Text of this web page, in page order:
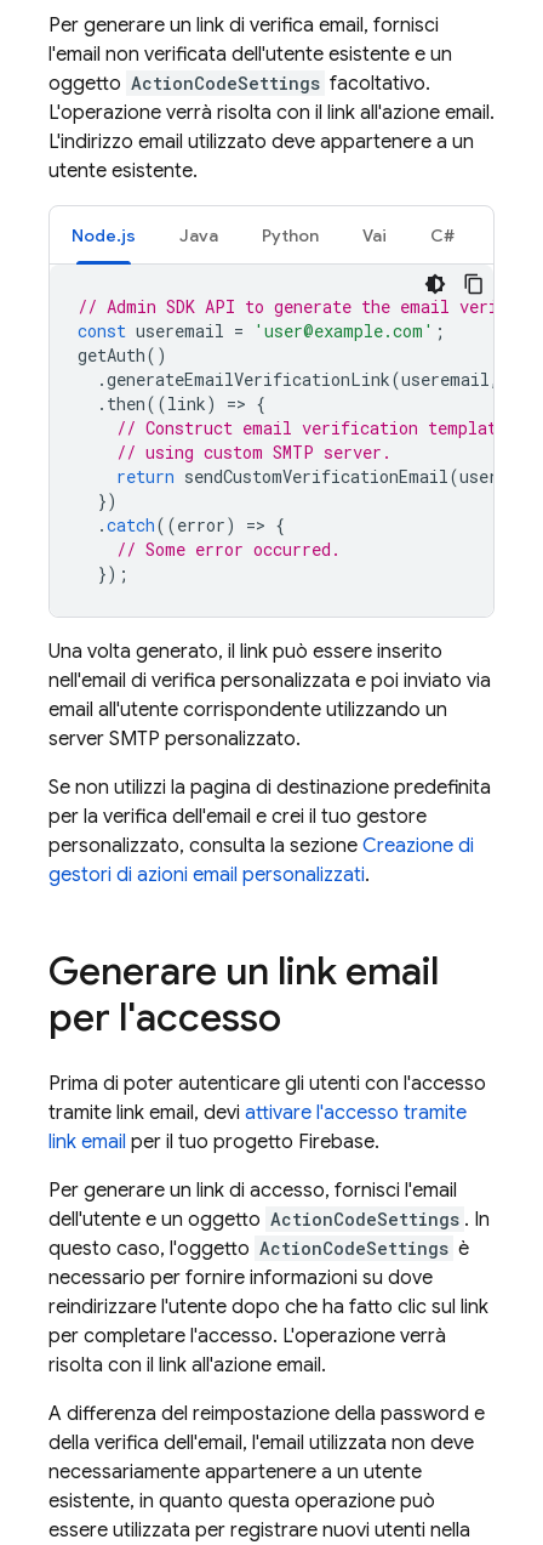
Per generare un link di verifica email, fornisci
l'email non verificata dell'utente esistente e un
oggetto ActionCodeSettings facoltativo.
L'operazione verrà risolta con il link all'azione email.
L'indirizzo email utilizzato deve appartenere a un
utente esistente.
Node.js Java Python Vai C#
// Admin SDK API to generate the email
const useremail = 'user@example.com' ;
getAuth()
.generateEmailVerificationLink(useremail,
. then((link) => {
// Construct email verification template,
// using custom SMTP server.
return sendCustomVerificationEmail(
})
.catch((error) => {
// Some error occurred.
});
Una volta generato, il link può essere inserito
nell'email di verifica personalizzata e poi inviato via
email all'utente corrispondente utilizzando un
server SMTP personalizzato.
Se non utilizzi la pagina di destinazione predefinita
per la verifica dell'email e crei il tuo gestore
personalizzato, consulta la sezione Creazione di
gestori di azioni email personalizzati.
Generare un link email
per l'accesso
Prima di poter autenticare gli utenti con l'accesso
tramite link email, devi attivare l'accesso tramite
link email per il tuo progetto Firebase.
Per generare un link di accesso, fornisci l'email
dell'utente e un oggetto ActionCodeSettings . In
questo caso, l'oggetto ActionCodeSettings è
necessario per fornire informazioni su dove
reindirizzare l'utente dopo che ha fatto clic sul link
per completare l'accesso. L'operazione verrà
risolta con il link all'azione email.
A differenza del reimpostazione della password e
della verifica dell'email, l'email utilizzata non deve
necessariamente appartenere a un utente
esistente, in quanto questa operazione può
essere utilizzata per registrare nuovi utenti nella